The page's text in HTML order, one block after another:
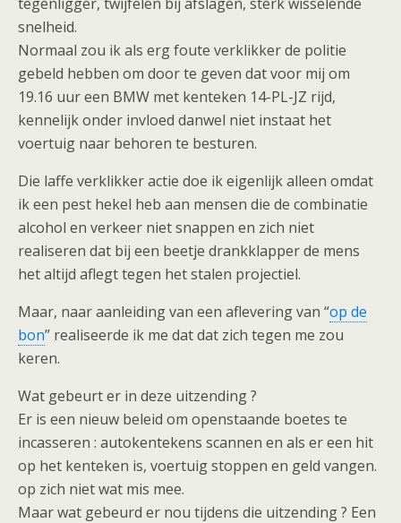
snelheid.
Normaal zou ik als erg foute verklikker de politie
gebeld hebben om door te geven dat voor mij om
19.16 uur een BMW met kenteken 14-PL-JZ rijd,
kennelijk onder invloed danwel niet instaat het
voertuig naar behoren te besturen.
Die laffe verklikker actie doe ik eigenlijk alleen omdat
ik een pest hekel heb aan mensen die de combinatie
alcohol en verkeer niet snappen en zich niet
realiseren dat bij een beetje drankklapper de mens
het altijd aflegt tegen het stalen projectiel.
Maar, naar aanleiding van een aflevering van “op de
bon” realiseerde ik me dat dat zich tegen me zou
keren.
Wat gebeurt er in deze uitzending ?
Er is een nieuw beleid om openstaande boetes te
incasseren : autokentekens scannen en als er een hit
op het kenteken is, voertuig stoppen en geld vangen.
op zich niet wat mis mee.
Maar wat gebeurd er nou tijdens die uitzending ? Een